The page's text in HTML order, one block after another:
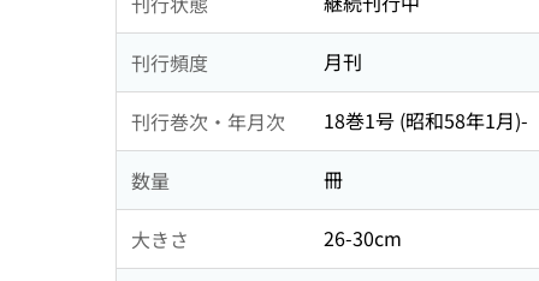
刊行頻度 月刊
刊行巻次・年月次 18巻1号 (昭和58年1月)-
数量 冊
大きさ 26-30cm